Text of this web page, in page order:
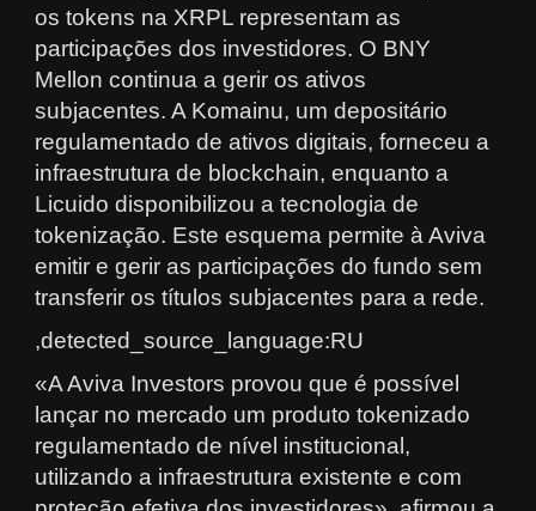
os tokens na XRPL representam as
participações dos investidores. O BNY
Mellon continua a gerir os ativos
subjacentes. A Komainu, um depositário
regulamentado de ativos digitais, forneceu a
infraestrutura de blockchain, enquanto a
Licuido disponibilizou a tecnologia de
tokenização. Este esquema permite à Aviva
emitir e gerir as participações do fundo sem
transferir os títulos subjacentes para a rede.
,detected_source_language:RU
«A Aviva Investors provou que é possível
lançar no mercado um produto tokenizado
regulamentado de nível institucional,
utilizando a infraestrutura existente e com